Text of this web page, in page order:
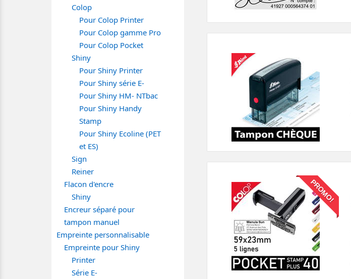
Colop
Pour Colop Printer
Pour Colop gamme Pro
Pour Colop Pocket
Shiny
Pour Shiny Printer
Pour Shiny série E-
Pour Shiny HM- NTbac
Pour Shiny Handy
Stamp
Pour Shiny Ecoline (PET
et ES)
Sign
Reiner
Flacon d'encre
Shiny
Encreur séparé pour
tampon manuel
Empreinte personnalisable
Empreinte pour Shiny
Printer
Série E-
PROMO!